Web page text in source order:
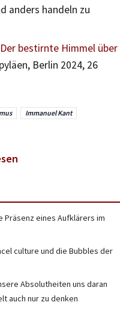
anders handeln zu
bestirnte Himmel über
Berlin 2024, 26
Immanuel Kant
Präsenz eines Aufklärers im
culture und die Bubbles der
Absolutheiten uns daran
auch nur zu denken